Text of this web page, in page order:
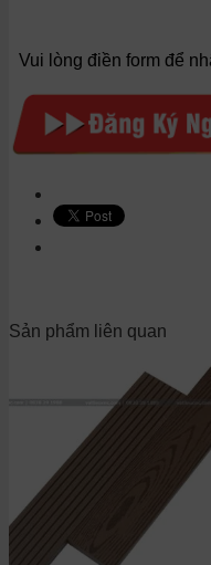
Vui lòng điền form để
Sản phẩm liên quan